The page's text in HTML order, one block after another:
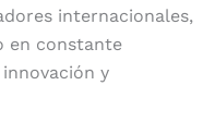
internacionales,
en constante
y